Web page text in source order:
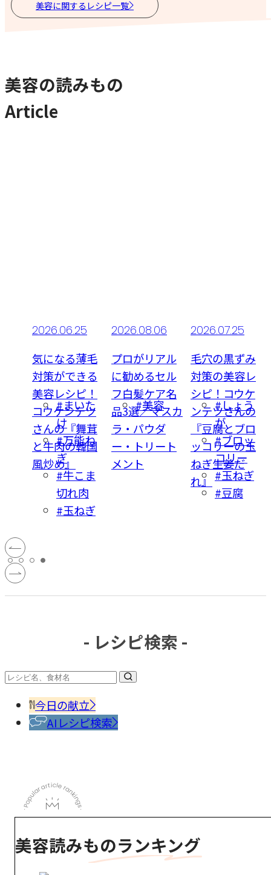
美容に関するレシピ一覧
美容の読みもの
Article
2026.06.25
気になる薄毛
対策ができる
美容レシピ！
コウケンテツ
さんの『舞茸
と牛肉の韓国
風炒め』
#まいた
け
#万能ね
ぎ
#牛こま
切れ肉
#玉ねぎ
2026.08.06
プロがリアル
に勧めるセル
フ白髪ケア名
品3選／マスカ
ラ・パウダ
ー・トリート
メント
#美容
2026.07.25
毛穴の黒ずみ
対策の美容レ
シピ！コウケ
ンテツさんの
『豆腐とブロ
ッコリーの玉
ねぎ生姜だ
れ』
#しょう
が
#ブロッ
コリー
#玉ねぎ
#豆腐
- レシピ検索 -
今日の献立
AIレシピ検索
美容読みものランキング